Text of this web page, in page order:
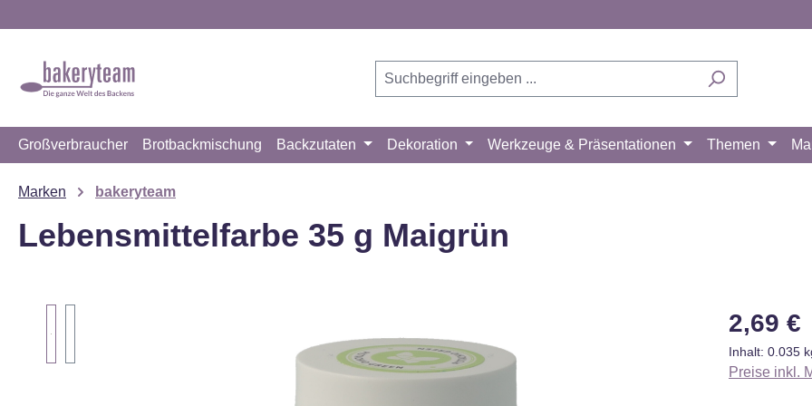
Großverbraucher Brotbackmischung Backzutaten Dekoration Werkzeuge & Präsentationen Themen
Marken bakeryteam
Lebensmittelfarbe 35 g Maigrün
Regulärer
2,69 €
Inhalt: 0.035
Preise inkl.